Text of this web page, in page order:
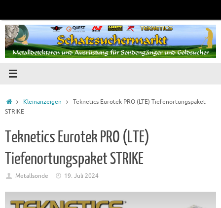
springen
Startseite
Kleinanzeigen
Teknetics Eurotek PRO (LTE) Tiefenortungspaket
STRIKE
Teknetics Eurotek PRO (LTE)
Tiefenortungspaket STRIKE
Metallsonde 19. Juli 2024